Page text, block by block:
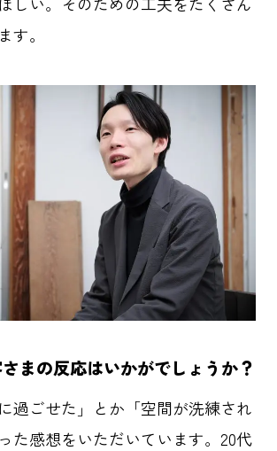
す。
まの反応はいかがでしょうか？
に過ごせた」とか「空間が洗練され
た感想をいただいています。20代